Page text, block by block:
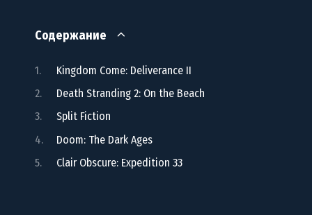
Содержание
Kingdom Come: Deliverance II
Death Stranding 2: On the Beach
Split Fiction
Doom: The Dark Ages
Clair Obscure: Expedition 33